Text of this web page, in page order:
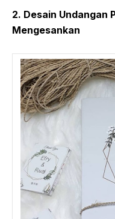
2. Desain Undangan
Mengesankan